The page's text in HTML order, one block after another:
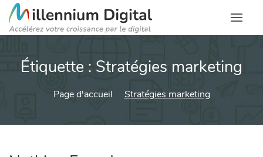
Étiquette : Stratégies marketing
Page d'accueil Stratégies marketing